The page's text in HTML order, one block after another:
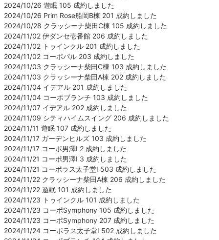
2024/10/26 遊眠 105 成約しました
2024/10/26 Prim Rose船岡B棟 201 成約しました
2024/10/28 クラッシーナ柴田C棟 105 成約しました
2024/11/02 伊ダンセ壱番館 206 成約しました
2024/11/02 トゥインクル 201 成約しました
2024/11/02 コーポパル 203 成約しました
2024/11/03 クラッシーナ柴田C棟 103 成約しました
2024/11/03 クラッシーナ柴田A棟 202 成約しました
2024/11/04 イデアル 201 成約しました
2024/11/04 コーポブランチ 103 成約しました
2024/11/07 イデアル 202 成約しました
2024/11/09 シティハイムスイング 206 成約しました
2024/11/11 遊眠 107 成約しました
2024/11/17 ガーデンヒルズ 103 成約しました
2024/11/17 コーポ男澤Ⅰ 2 成約しました
2024/11/21 コーポ男澤Ⅰ 3 成約しました
2024/11/21 コーポラス太子堂Ⅰ 503 成約しました
2024/11/22 クラッシーナ柴田A棟 206 成約しました
2024/11/22 遊眠 101 成約しました
2024/11/23 トゥインクル 101 成約しました
2024/11/23 コーポSymphony 105 成約しました
2024/11/23 コーポSymphony 207 成約しました
2024/11/24 コーポラス太子堂Ⅰ 502 成約しました